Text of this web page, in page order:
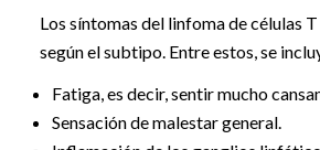
Los síntomas del linfoma de células
según el subtipo. Entre estos, se
Fatiga, es decir, sentir mucho
Sensación de malestar general.